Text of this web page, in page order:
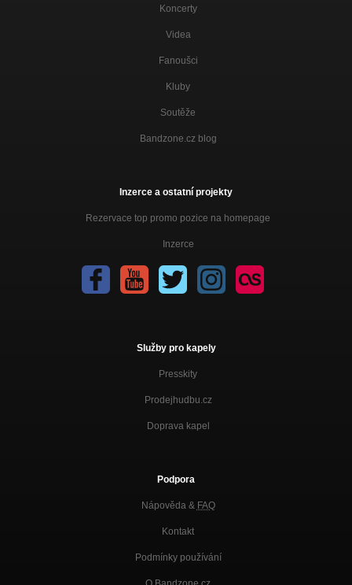
Koncerty
Videa
Fanoušci
Kluby
Soutěže
Bandzone.cz blog
Inzerce a ostatní projekty
Rezervace top promo pozice na homepage
Inzerce
Služby pro kapely
Presskity
Prodejhudbu.cz
Doprava kapel
Podpora
Nápověda & FAQ
Kontakt
Podmínky používání